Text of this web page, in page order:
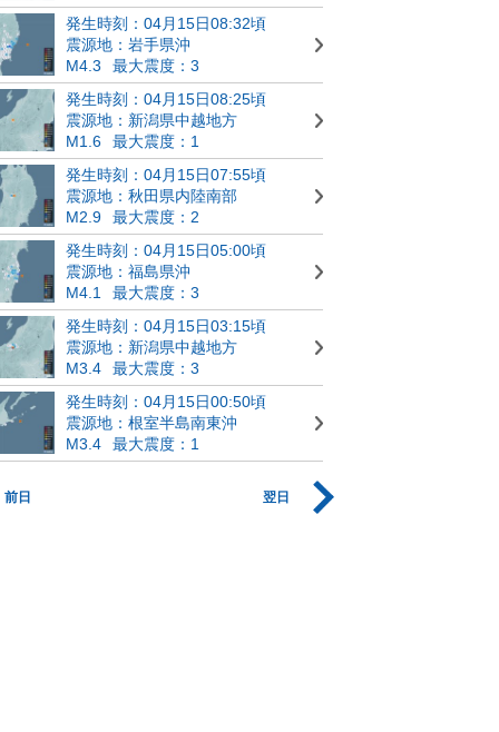
発生時刻：04月15日08:32頃
震源地：岩手県沖
M4.3
最大震度：3
発生時刻：04月15日08:25頃
震源地：新潟県中越地方
M1.6
最大震度：1
発生時刻：04月15日07:55頃
震源地：秋田県内陸南部
M2.9
最大震度：2
発生時刻：04月15日05:00頃
震源地：福島県沖
M4.1
最大震度：3
発生時刻：04月15日03:15頃
震源地：新潟県中越地方
M3.4
最大震度：3
発生時刻：04月15日00:50頃
震源地：根室半島南東沖
M3.4
最大震度：1
前日 翌日